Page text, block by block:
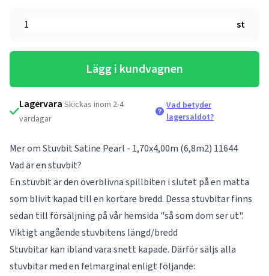
st
Lägg i kundvagnen
Lagervara Skickas inom 2-4
vardagar
Vad betyder
lagersaldot?
Mer om Stuvbit Satine Pearl - 1,70x4,00m (6,8m2) 11644
Vad är en stuvbit?
En stuvbit är den överblivna spillbiten i slutet på en matta
som blivit kapad till en kortare bredd. Dessa stuvbitar finns
sedan till försäljning på vår hemsida "så som dom ser ut".
Viktigt angående stuvbitens längd/bredd
Stuvbitar kan ibland vara snett kapade. Därför säljs alla
stuvbitar med en felmarginal enligt följande: